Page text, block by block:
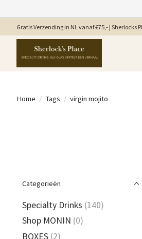
Gratis Verzending in NL vanaf €75,- | Sherlocks
Home / Tags / virgin mojito
Categorieën
Specialty Drinks (140)
Shop MONIN (0)
BOXES (2)